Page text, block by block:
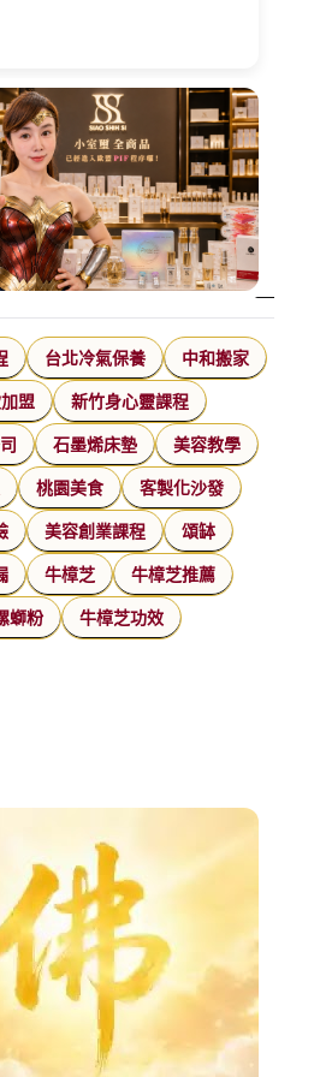
台北冷氣保養 中和搬家
盟 新竹身心靈課程
石墨烯床墊 美容教學
桃園美食 客製化沙發
美容創業課程 頌缽
牛樟芝 牛樟芝推薦
螄粉 牛樟芝功效